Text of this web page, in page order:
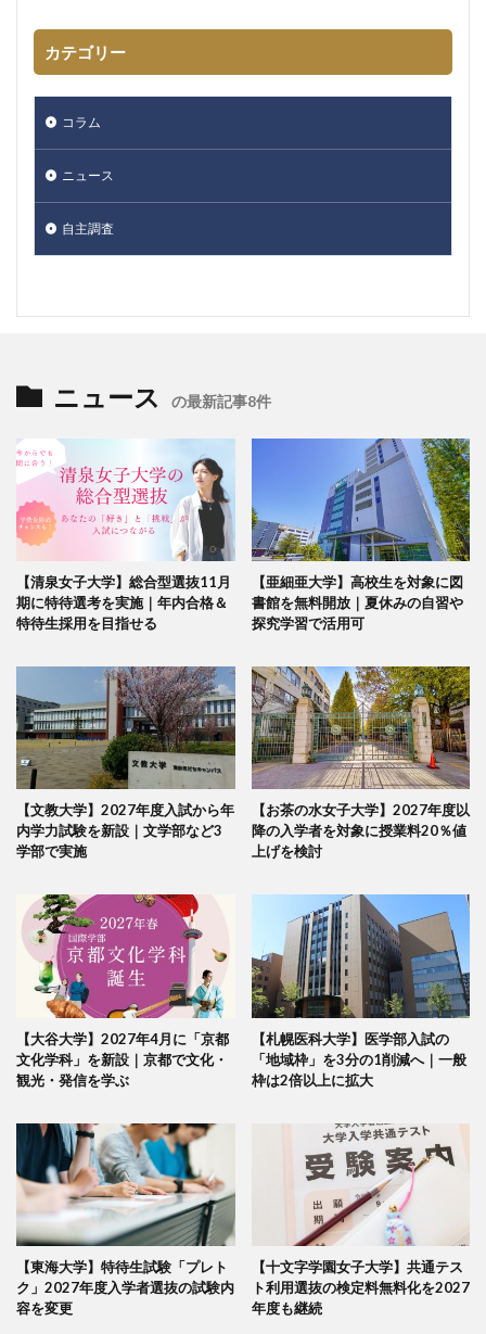
カテゴリー
コラム
ニュース
自主調査
ニュース の最新記事8件
【清泉女子大学】総合型選抜11月
期に特待選考を実施｜年内合格＆
特待生採用を目指せる
【亜細亜大学】高校生を対象に図
書館を無料開放｜夏休みの自習や
探究学習で活用可
【文教大学】2027年度入試から年
内学力試験を新設｜文学部など3
学部で実施
【お茶の水女子大学】2027年度以
降の入学者を対象に授業料20％値
上げを検討
【大谷大学】2027年4月に「京都
文化学科」を新設｜京都で文化・
観光・発信を学ぶ
【札幌医科大学】医学部入試の
「地域枠」を3分の1削減へ｜一般
枠は2倍以上に拡大
【東海大学】特待生試験「プレト
ク」2027年度入学者選抜の試験内
容を変更
【十文字学園女子大学】共通テス
ト利用選抜の検定料無料化を2027
年度も継続